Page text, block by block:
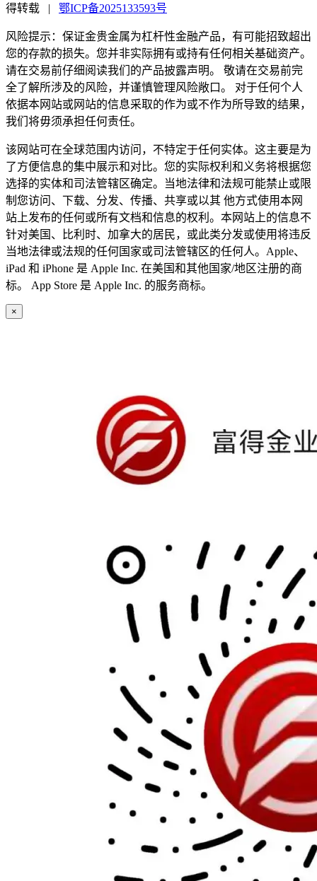
得转载 | 鄂ICP备2025133593号
风险提示：保证金贵金属为杠杆性金融产品，有可能招致超出
您的存款的损失。您并非实际拥有或持有任何相关基础资产。
请在交易前仔细阅读我们的产品披露声明。 敬请在交易前完
全了解所涉及的风险，并谨慎管理风险敞口。 对于任何个人
依据本网站或网站的信息采取的作为或不作为所导致的结果，
我们将毋须承担任何责任。
该网站可在全球范围内访问，不特定于任何实体。这主要是为
了方便信息的集中展示和对比。您的实际权利和义务将根据您
选择的实体和司法管辖区确定。当地法律和法规可能禁止或限
制您访问、下载、分发、传播、共享或以其 他方式使用本网
站上发布的任何或所有文档和信息的权利。本网站上的信息不
针对美国、比利时、加拿大的居民，或此类分发或使用将违反
当地法律或法规的任何国家或司法管辖区的任何人。Apple、
iPad 和 iPhone 是 Apple Inc. 在美国和其他国家/地区注册的商
标。 App Store 是 Apple Inc. 的服务商标。
×